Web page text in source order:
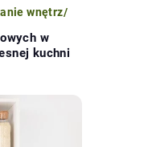
wnętrz/
w
kuchni